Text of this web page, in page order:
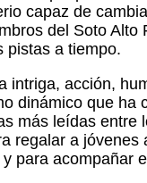
capaz de
del Soto Alto
pistas a tiempo.
intriga, acción,
dinámico que ha
más leídas entre
regalar a jóvenes
para acompañar